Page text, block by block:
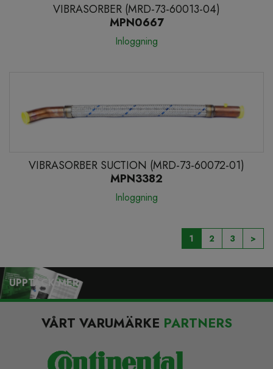
VIBRASORBER (MRD-73-60013-04)
MPN0667
Inloggning
VIBRASORBER SUCTION (MRD-73-60072-01)
MPN3382
Inloggning
1 2 3 >
UPPTÄCK MER
VÅRT VARUMÄRKE PARTNERS